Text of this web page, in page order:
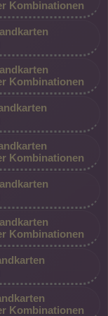
- 80 00 00 25
Festnetz gleicher
dauerhaft
Kombinationen
Kombinationen
Kombinationen
Kombinationen
Kombinationen